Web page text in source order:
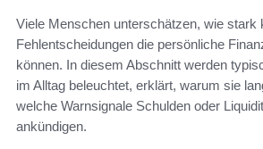
Viele Menschen unterschätzen, wie stark
Fehlentscheidungen die persönliche
können. In diesem Abschnitt werden
im Alltag beleuchtet, erklärt, warum sie
welche Warnsignale Schulden oder
ankündigen.